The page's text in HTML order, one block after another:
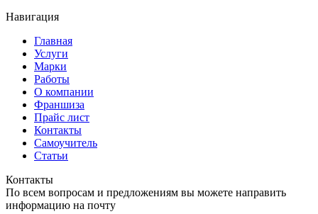
Навигация
Главная
Услуги
Марки
Работы
О компании
Франшиза
Прайс лист
Контакты
Самоучитель
Статьи
Контакты
По всем вопросам и предложениям вы можете направить
информацию на почту